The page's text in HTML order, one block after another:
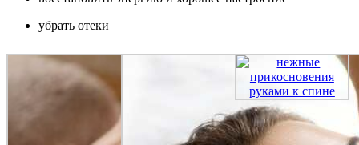
убрать отеки